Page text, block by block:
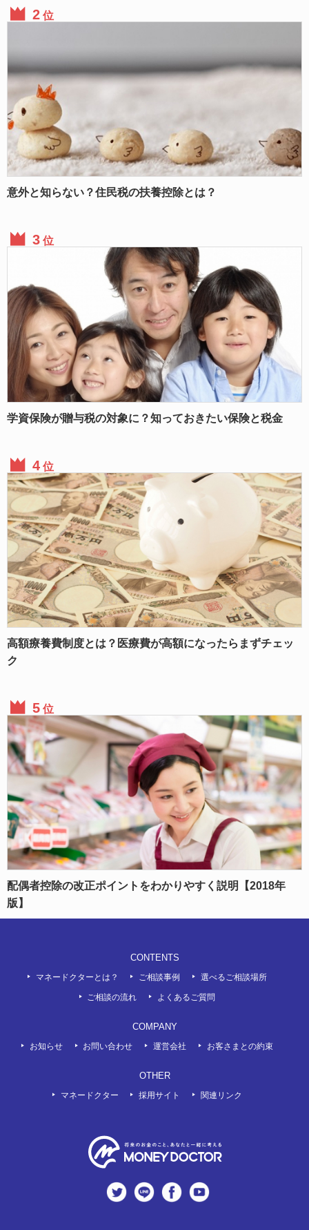
位
意外と知らない？住民税の扶養控除とは？
位
学資保険が贈与税の対象に？知っておきたい保険と税金
位
高額療養費制度とは？医療費が高額になったらまずチェッ
ク
位
配偶者控除の改正ポイントをわかりやすく説明【2018年
版】
CONTENTS
マネードクターとは？ ご相談事例 選べるご相談場所
ご相談の流れ よくあるご質問
COMPANY
お知らせ お問い合わせ 運営会社 お客さまとの約束
OTHER
マネードクター 採用サイト 関連リンク
twitter LINE Facebook